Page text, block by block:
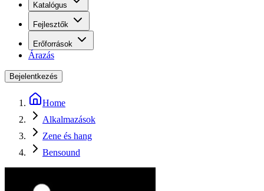
Katalógus
Fejlesztők
Erőforrások
Árazás
Bejelentkezés
Home
Alkalmazások
Zene és hang
Bensound